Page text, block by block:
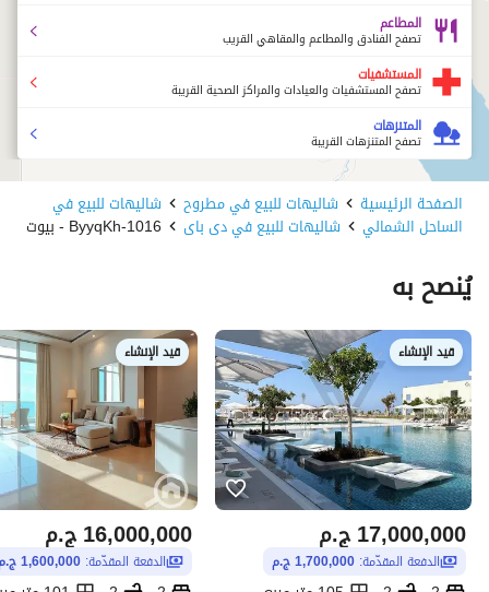
المطاعم
تصفح الفنادق والمطاعم والمقاهي القريب
المستشفيات
تصفح المستشفيات والعيادات والمراكز الصحية القريبة
المتنزهات
تصفح المتنزهات القريبة
الصفحة الرئيسية شاليهات للبيع في مطروح شاليهات للبيع في
الساحل الشمالي شاليهات للبيع في دى باى 1016-ByyqKh - بيوت
يُنصح به
قيد الإنشاء
ج.م17,000,000
الدفعة المقدّمة: 1,700,000 ج.م
قيد الإنشاء
ج.م16,000,000
الدفعة المقدّمة: 1,600,000 ج.م